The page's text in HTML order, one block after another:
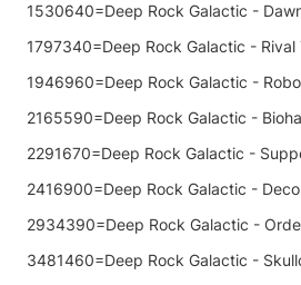
1530640=Deep Rock Galactic -
1797340=Deep Rock Galactic - Rival
1946960=Deep Rock Galactic -
2165590=Deep Rock Galactic -
2291670=Deep Rock Galactic -
2416900=Deep Rock Galactic -
2934390=Deep Rock Galactic -
3481460=Deep Rock Galactic -